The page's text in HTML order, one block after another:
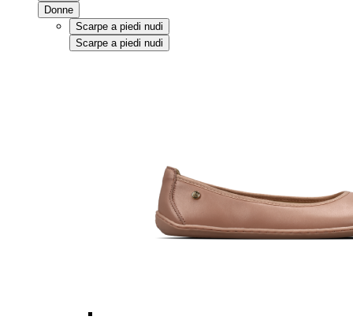
Donne
Scarpe a piedi nudi
Scarpe a piedi nudi